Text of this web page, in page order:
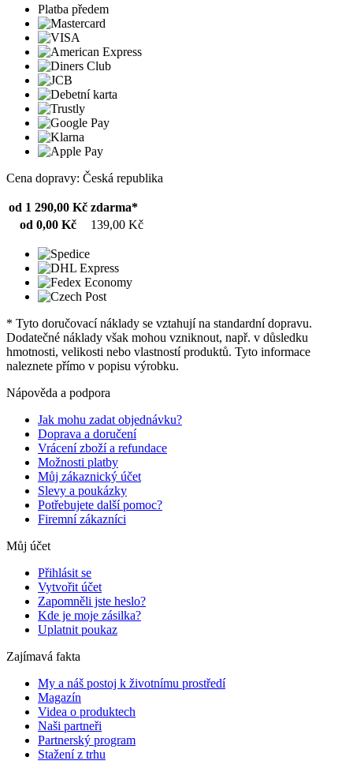
Platba předem
Cena dopravy: Česká republika
od 1 290,00 Kč zdarma*
od 0,00 Kč
139,00 Kč
* Tyto doručovací náklady se vztahují na standardní dopravu.
Dodatečné náklady však mohou vzniknout, např. v důsledku
hmotnosti, velikosti nebo vlastností produktů. Tyto informace
naleznete přímo v popisu výrobku.
Nápověda a podpora
Jak mohu zadat objednávku?
Doprava a doručení
Vrácení zboží a refundace
Možnosti platby
Můj zákaznický účet
Slevy a poukázky
Potřebujete další pomoc?
Firemní zákazníci
Můj účet
Přihlásit se
Vytvořit účet
Zapomněli jste heslo?
Kde je moje zásilka?
Uplatnit poukaz
Zajímavá fakta
My a náš postoj k životnímu prostředí
Magazín
Videa o produktech
Naši partneři
Partnerský program
Stažení z trhu